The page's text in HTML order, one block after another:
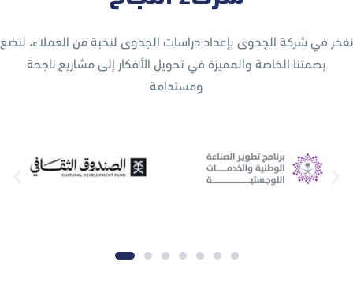
نفخر في شركة الجدوى بإعداد دراسات الجدوى لنخبة من العملاء، لنضع
بصمتنا الخاصة والمميزة في تحويل الأفكار إلى مشاريع ناجحة
ومستدامة